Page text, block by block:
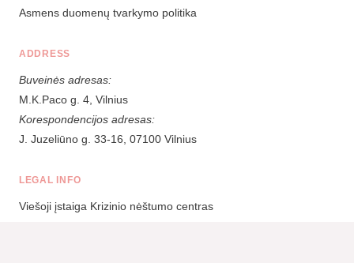
Asmens duomenų tvarkymo politika
ADDRESS
Buveinės adresas:
M.K.Paco g. 4, Vilnius
Korespondencijos adresas:
J. Juzeliūno g. 33-16, 07100 Vilnius
LEGAL INFO
Viešoji įstaiga Krizinio nėštumo centras